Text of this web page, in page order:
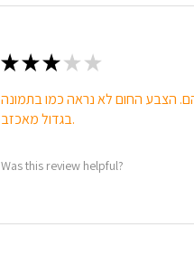
★★★ ★ ★
בגדול מאכזב.
Was this review helpful?